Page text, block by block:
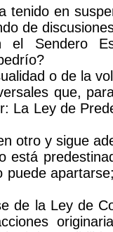
tenido en
de
el Sendero
o de la
que,
La Ley de
otro y sigue
está
de la Ley de